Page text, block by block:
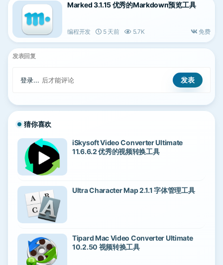
Marked 3.1.15 优秀的Markdown预览工具
编程开发 5 天前 5.7K 免费
发表回复
登录... 后才能评论
猜你喜欢
iSkysoft Video Converter Ultimate
11.6.6.2 优秀的视频转换工具
Ultra Character Map 2.1.1 字体管理工具
Tipard Mac Video Converter Ultimate
10.2.50 视频转换工具